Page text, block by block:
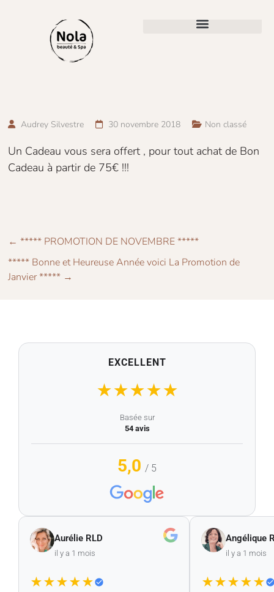
Audrey Silvestre 30 novembre 2018 Non classé
Un Cadeau vous sera offert , pour tout achat de Bon
Cadeau à partir de 75€ !!!
← ***** PROMOTION DE NOVEMBRE *****
***** Bonne et Heureuse Année voici La Promotion de
Janvier ***** →
EXCELLENT
★★★★★
Basée sur
54 avis
5,0 / 5
Aurélie RLD
il y a 1 mois
★★★★★
Angélique
il y a 1 mois
★★★★★